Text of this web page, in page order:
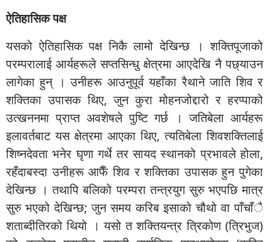
ऐतिहासिक पक्ष
यसको ऐतिहासिक पक्ष निकै लामो देखिन्छ । शक्तिपूजाको
परम्परालाई आर्यहरूले सप्तसिन्धु क्षेत्रमा आएदेखि नै पछ्याउन
लागेका हुन् । उनीहरू आउनुपूर्व यहाँका रैथाने जाति शिव र
शक्तिका उपासक थिए, जुन कुरा मोहनजोद्दारो र हरप्पाको
उत्खननमा प्राप्त अवशेषले पुष्टि गर्छ । जतिबेला आर्यहरू
इलावर्तबाट यस क्षेत्रमा आएका थिए, त्यतिबेला शिवशक्तिलाई
शिष्नदेवता भनेर घृणा गर्थे तर सायद स्थानको प्रभावले होला,
रहँदाबस्दा उनीहरू आफैँ शिव र शक्तिका उपासक हुन पुगेका
देखिन्छ । तथापि बलिको परम्परा तन्त्रयुग सुरु भएपछि मात्र
सुरु भएको देखिन्छ; जुन समय करिब इसाको चौथो वा पाँचाँै
शताब्दीतिरको थियो । यसो त शक्तियन्त्र त्रिकोण (त्रिभुज)